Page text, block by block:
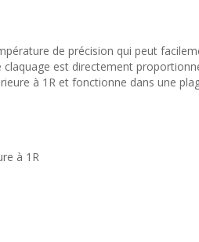
de précision qui peut
est directement
à 1R et fonctionne dans une
à 1R